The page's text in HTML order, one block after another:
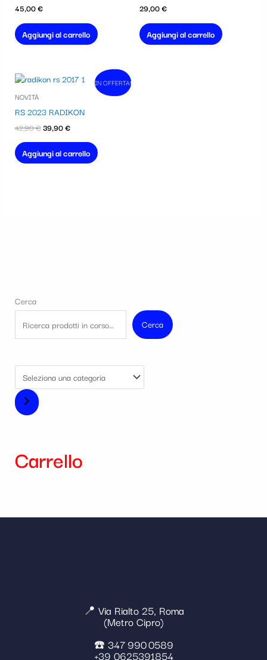
45,00€
Aggiungi al carrello
29,00€
Aggiungi al carrello
In vendita!
IN OFFERTA!
NOVITÀ
RS 2023 RADIKON
42,90€
Il
era:
39,90€
Il
è:
Aggiungi al carrello
Cerca
Cerca
Carrello
📍 Via Rialto 25, Roma
(Metro Cipro)
☎️ 347 990 0589
+39 0625391854